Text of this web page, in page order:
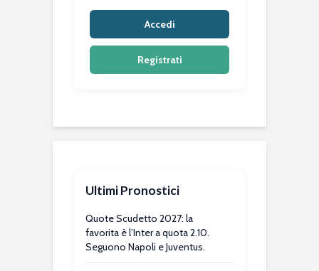
Accedi
Registrati
Ultimi Pronostici
Quote Scudetto 2027: la
favorita è l’Inter a quota 2.10.
Seguono Napoli e Juventus.